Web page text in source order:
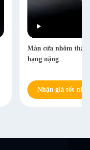
Màn cửa nhôm
hạng nặng
Nhận giá tốt nhất